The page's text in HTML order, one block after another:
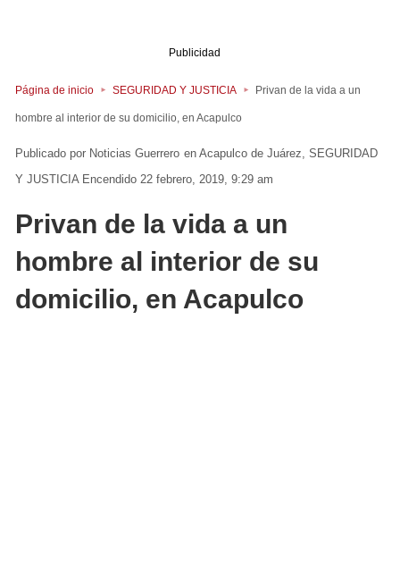
Publicidad
Página de inicio SEGURIDAD Y JUSTICIA Privan de la vida a un
hombre al interior de su domicilio, en Acapulco
Noticias Guerrero en Acapulco de Juárez SEGURIDAD
Y JUSTICIA Encendido 22 febrero, 2019, 9:29 am
Privan de la vida a un
hombre al interior de su
domicilio, en Acapulco